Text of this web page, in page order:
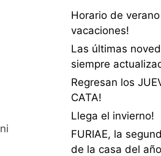
Horario de
vacaciones!
Las últimas
siempre
Regresan los
CATA!
Llega el invierno!
FURIAE, la
de la casa del